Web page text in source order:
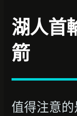
湖人首
箭
值得注意